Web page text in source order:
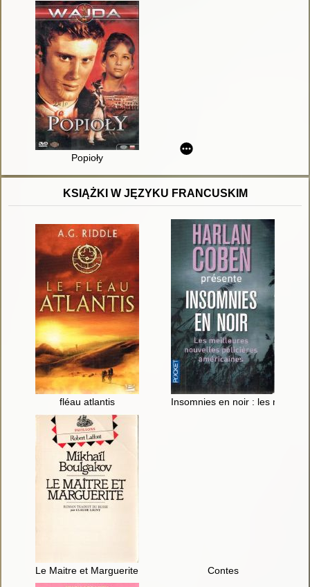
Popioły
KSIĄŻKI W JĘZYKU FRANCUSKIM
fléau atlantis Insomnies en noir : les
Le Maitre et Marguerite : roman Contes